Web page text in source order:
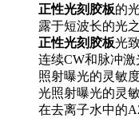
正性光刻胶板的
露于短波长的光
正性光刻胶板光
连续CW和脉冲激
照射曝光的灵敏
光照射曝光的灵
在去离子水中的